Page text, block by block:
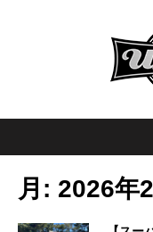
月: 2026年